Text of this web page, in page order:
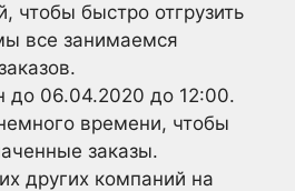
чтобы быстро отгрузить
все занимаемся
до 06.04.2020 до 12:00.
времени, чтобы
заказы.
других компаний на